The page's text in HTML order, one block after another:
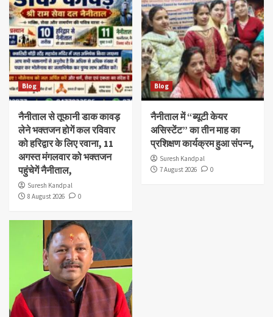
Blog
नैनीताल से तूफानी डाक कावड़
लेने भक्तजन होगें कल रविवार
को हरिद्वार के लिए रवाना, 11
अगस्त मंगलवार को भक्तजन
पहुंचेगें नैनीताल,
Suresh Kandpal
8 August 2026
0
Blog
नैनीताल में “ब्यूटी केयर
असिस्टेंट” का तीन माह का
प्रशिक्षण कार्यक्रम हुआ संपन्न,
Suresh Kandpal
7 August 2026
0